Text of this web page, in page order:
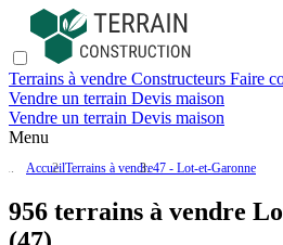
Terrains à vendre Constructeurs Faire
Vendre un terrain Devis maison
Vendre un terrain Devis maison
Menu
AccueilTerrains à vendre47 - Lot-et-Garonne
956 terrains à vendre